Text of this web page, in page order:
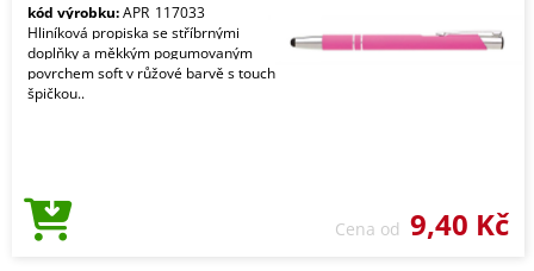
kód výrobku:APR_117033
Hliníková propiska se stříbrnými
doplňky a měkkým pogumovaným
povrchem soft v růžové barvě s touch
špičkou..
Cena od 9,40 Kč